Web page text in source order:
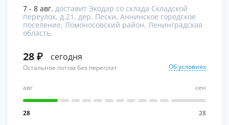
7 - 8 авг. доставит Экодар со склада Складской
переулок, д.21, дер. Пески, Аннинское городское
поселение, Ломоносовский район, Ленинградская
область.
28 сегодня
Остальное потом без переплат Об условиях
авг
28
сен
28